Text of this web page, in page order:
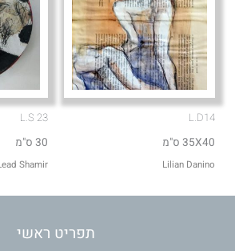
L.D14
35X40 ס"מ
Lilian Danino
L.S 23
30 ס"מ
Lead Shamir
תפריט ראשי